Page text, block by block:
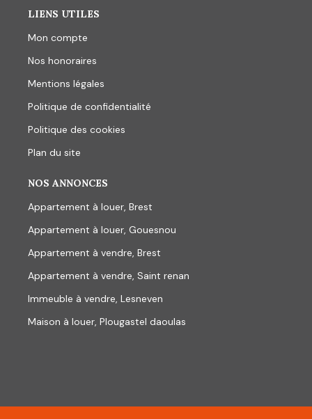
LIENS UTILES
Mon compte
Nos honoraires
Mentions légales
Politique de confidentialité
Politique des cookies
Plan du site
NOS ANNONCES
Appartement à louer, Brest
Appartement à louer, Gouesnou
Appartement à vendre, Brest
Appartement à vendre, Saint renan
Immeuble à vendre, Lesneven
Maison à louer, Plougastel daoulas